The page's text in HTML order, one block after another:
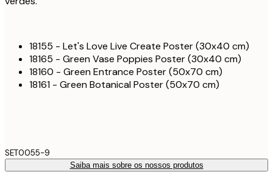
18155 - Let's Love Live Create Poster (30x40 cm)
18165 - Green Vase Poppies Poster (30x40 cm)
18160 - Green Entrance Poster (50x70 cm)
18161 - Green Botanical Poster (50x70 cm)
SET0055-9
Saiba mais sobre os nossos produtos